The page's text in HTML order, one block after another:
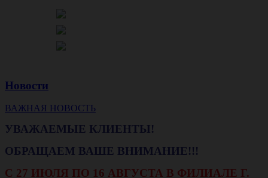
Новости
ВАЖНАЯ НОВОСТЬ
УВАЖАЕМЫЕ КЛИЕНТЫ!
ОБРАЩАЕМ ВАШЕ ВНИМАНИЕ!!!
С 27 ИЮЛЯ ПО 16 АВГУСТА В ФИЛИАЛЕ Г.